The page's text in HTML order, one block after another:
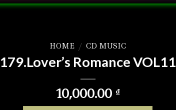
HOME / CD MUSIC
179.Lover’s Romance VOL11
10,000.00 ₫